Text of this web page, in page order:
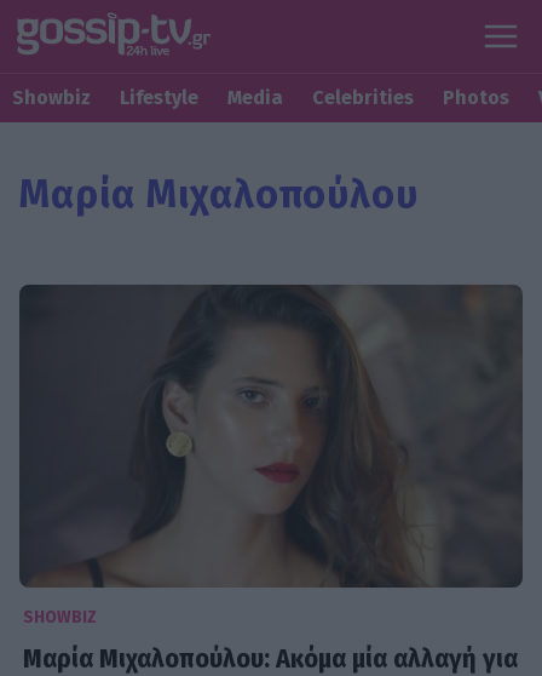
Showbiz Lifestyle Media Celebrities Photos
Μαρία Μιχαλοπούλου
SHOWBIZ
Μαρία Μιχαλοπούλου: Ακόμα μία αλλαγή για